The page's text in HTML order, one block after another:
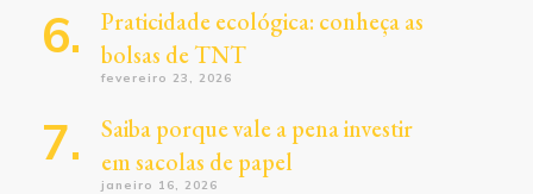
Praticidade ecológica: conheça as
bolsas de TNT
fevereiro 23, 2026
Saiba porque vale a pena investir
em sacolas de papel
janeiro 16, 2026